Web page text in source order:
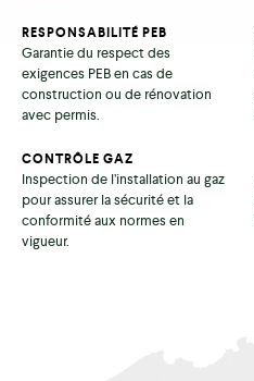
RESPONSABILITÉ PEB
Garantie du respect des
exigences PEB en cas de
construction ou de rénovation
avec permis.
CONTRÔLE GAZ
Inspection de l’installation au gaz
pour assurer la sécurité et la
conformité aux normes en
vigueur.